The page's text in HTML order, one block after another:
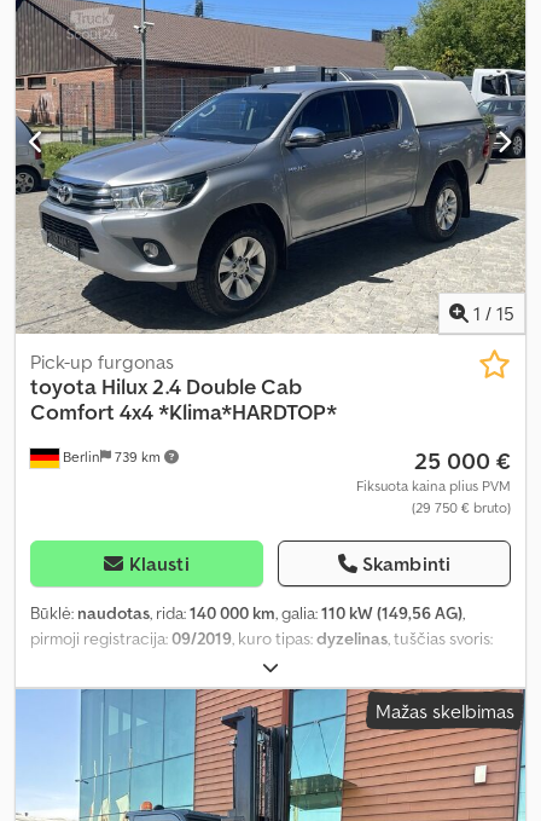
1 / 15
Berlin 739 km
Pick-up furgonas
toyota Hilux 2.4 Double Cab
Comfort 4x4 *Klima*HARDTOP*
25 000 €
Fiksuota kaina plius PVM
(29 750 € bruto)
Klausti Skambinti
Būklė: naudotas, rida:140 000 km, galia:110 kW (149,56 AG),
pirmoji registracija:09/2019 , kuro tipas:dyzelinas , tuščias svoris:
3 210 kg, ašių konfigūracija:
dyzelinas, CO₂ emisijos:185 g/km, spalva:pilkas, vairuotojo kabina:
, pavaros tipas: mechaninis, emisijos klasė: Euro 6, pakaba:
, sėdimų vietų skaičius:5 , bendras ilgis:5 330 mm, statybinis
aukštis: 1 820 mm, Įranga:ABS, centrinis užraktas, elektroninė
stabilumo programa (ESP), kruizo kontrolė, oro
kondicionavimas, oro pagalvė, priekabos jungtis, suodžių filtras,
Mažas skelbimas